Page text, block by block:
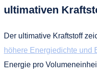
ultimativen
Der ultimative Kraftstoff
höhere Energiedichte und
Energie pro